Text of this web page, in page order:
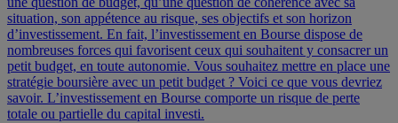
situation, son appétence au risque, ses objectifs et son horizon
d’investissement. En fait, l’investissement en Bourse dispose de
nombreuses forces qui favorisent ceux qui souhaitent y consacrer un
petit budget, en toute autonomie. Vous souhaitez mettre en place une
stratégie boursière avec un petit budget ? Voici ce que vous devriez
savoir. L’investissement en Bourse comporte un risque de perte
totale ou partielle du capital investi.